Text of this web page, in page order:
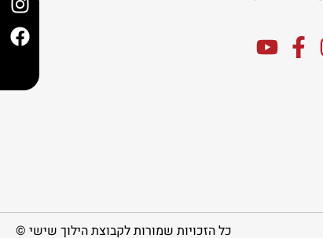
כל הזכויות שמורות לקבוצת הילוך שישי ©